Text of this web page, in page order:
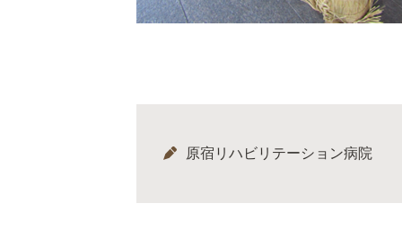
原宿リハビリテーション病院